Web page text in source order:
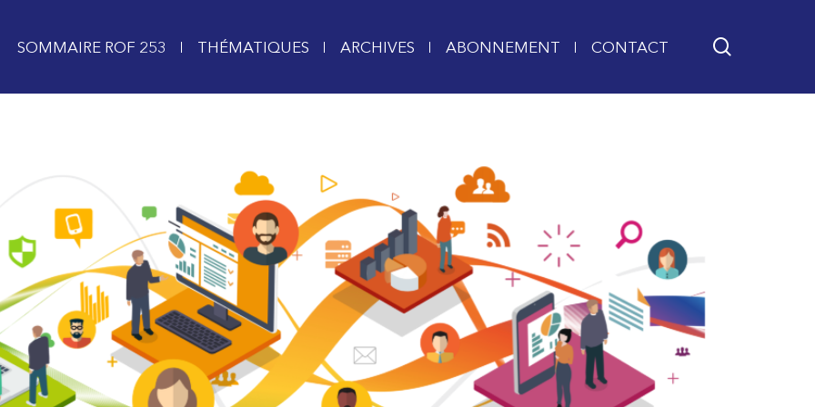
SOMMAIRE ROF 253 THÉMATIQUES ARCHIVES ABONNEMENT CONTACT